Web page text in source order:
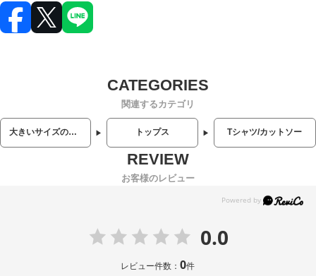
関連するカテゴリ
大きいサイズのメンズ服 トップス Tシャツ/カットソー
お客様のレビュー
0.0
レビュー件数：0件